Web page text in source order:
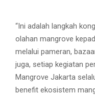
“Ini adalah langkah
olahan mangrove
melalui pameran,
juga, setiap kegiatan
Mangrove Jakarta
benefit ekosistem